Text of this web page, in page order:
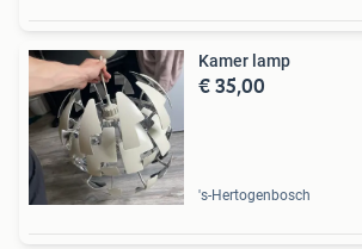
Kamer lamp
€ 35,00
's-Hertogenbosch